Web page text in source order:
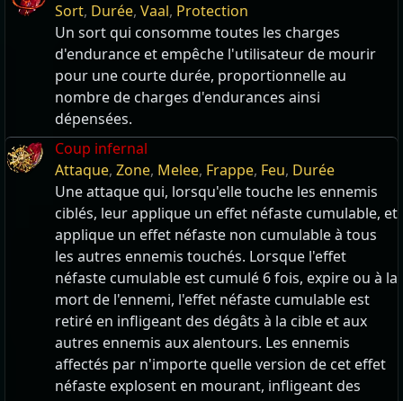
Sort, Durée, Vaal, Protection
Un sort qui consomme toutes les charges
d'endurance et empêche l'utilisateur de mourir
pour une courte durée, proportionnelle au
nombre de charges d'endurances ainsi
dépensées.
Coup infernal
Attaque, Zone, Melee, Frappe, Feu, Durée
Une attaque qui, lorsqu'elle touche les ennemis
ciblés, leur applique un effet néfaste cumulable, et
applique un effet néfaste non cumulable à tous
les autres ennemis touchés. Lorsque l'effet
néfaste cumulable est cumulé 6 fois, expire ou à la
mort de l'ennemi, l'effet néfaste cumulable est
retiré en infligeant des dégâts à la cible et aux
autres ennemis aux alentours. Les ennemis
affectés par n'importe quelle version de cet effet
néfaste explosent en mourant, infligeant des